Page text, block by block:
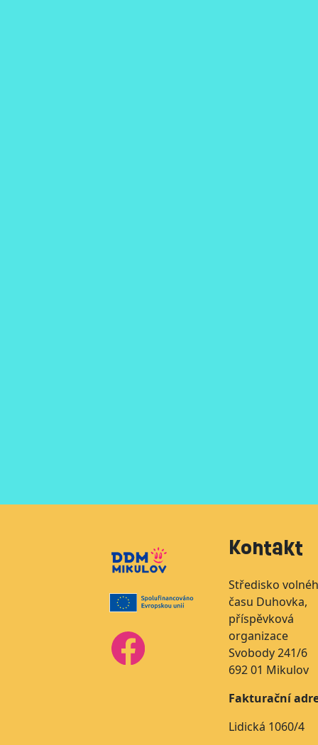
Kontakt
Středisko
času Duhovka,
příspěvková
organizace
Svobody 241/6
692 01 Mikulov
Fakturační
Lidická 1060/4